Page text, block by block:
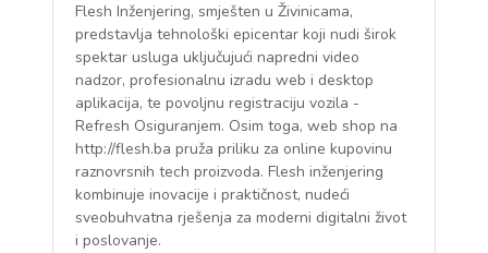
Flesh Inženjering, smješten u Živinicama,
predstavlja tehnološki epicentar koji nudi širok
spektar usluga uključujući napredni video
nadzor, profesionalnu izradu web i desktop
aplikacija, te povoljnu registraciju vozila -
Refresh Osiguranjem. Osim toga, web shop na
http://flesh.ba pruža priliku za online kupovinu
raznovrsnih tech proizvoda. Flesh inženjering
kombinuje inovacije i praktičnost, nudeći
sveobuhvatna rješenja za moderni digitalni život
i poslovanje.